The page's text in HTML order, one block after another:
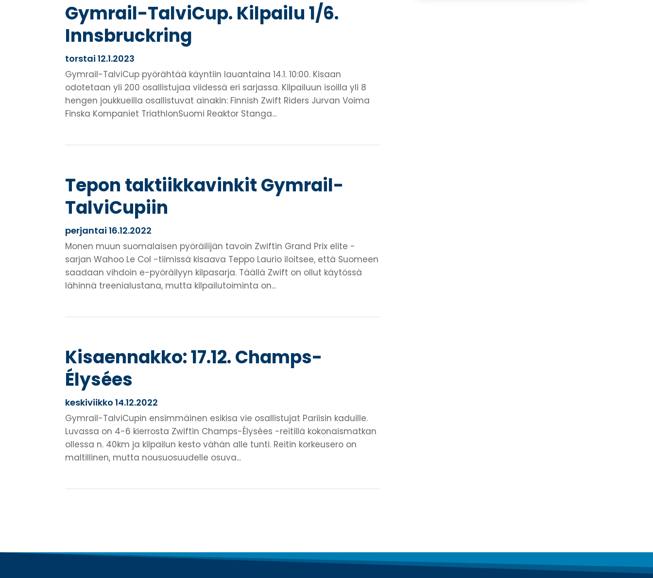
Gymrail-TalviCup. Kilpailu 1/6.
Innsbruckring
torstai 12.1.2023
Gymrail-TalviCup pyörähtää käyntiin lauantaina 14.1. 10:00. Kisaan
odotetaan yli 200 osallistujaa viidessä eri sarjassa. Kilpailuun isoilla yli 8
hengen joukkueilla osallistuvat ainakin: Finnish Zwift Riders Jurvan Voima
Finska Kompaniet TriathlonSuomi Reaktor Stanga...
Tepon taktiikkavinkit Gymrail-
TalviCupiin
perjantai 16.12.2022
Monen muun suomalaisen pyöräilijän tavoin Zwiftin Grand Prix elite -
sarjan Wahoo Le Col -tiimissä kisaava Teppo Laurio iloitsee, että Suomeen
saadaan vihdoin e-pyöräilyyn kilpasarja. Täällä Zwift on ollut käytössä
lähinnä treenialustana, mutta kilpailutoiminta on...
Kisaennakko: 17.12. Champs-
Élysées
keskiviikko 14.12.2022
Gymrail-TalviCupin ensimmäinen esikisa vie osallistujat Pariisin kaduille.
Luvassa on 4-6 kierrosta Zwiftin Champs-Élysées -reitillä kokonaismatkan
ollessa n. 40km ja kilpailun kesto vähän alle tunti. Reitin korkeusero on
maltillinen, mutta nousuosuudelle osuva...